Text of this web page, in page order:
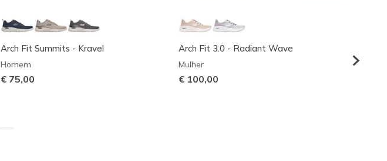
Arch Fit Summits - Kravel
Homem
€ 75,00
Arch Fit 3.0 - Radiant Wave
Mulher
€ 100,00
Homem